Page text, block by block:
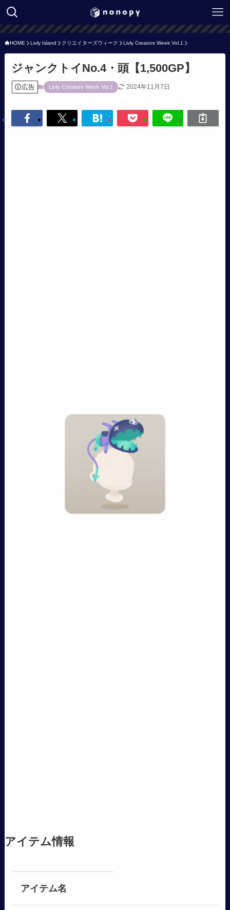
HOME Livly Island クリエイターズウィーク Livly Creators Week Vol.1
ジャンクトイNo.4・頭【1,500GP】
広告 Livly Creators Week Vol.1 2024年11月7日
アイテム情報
アイテム名